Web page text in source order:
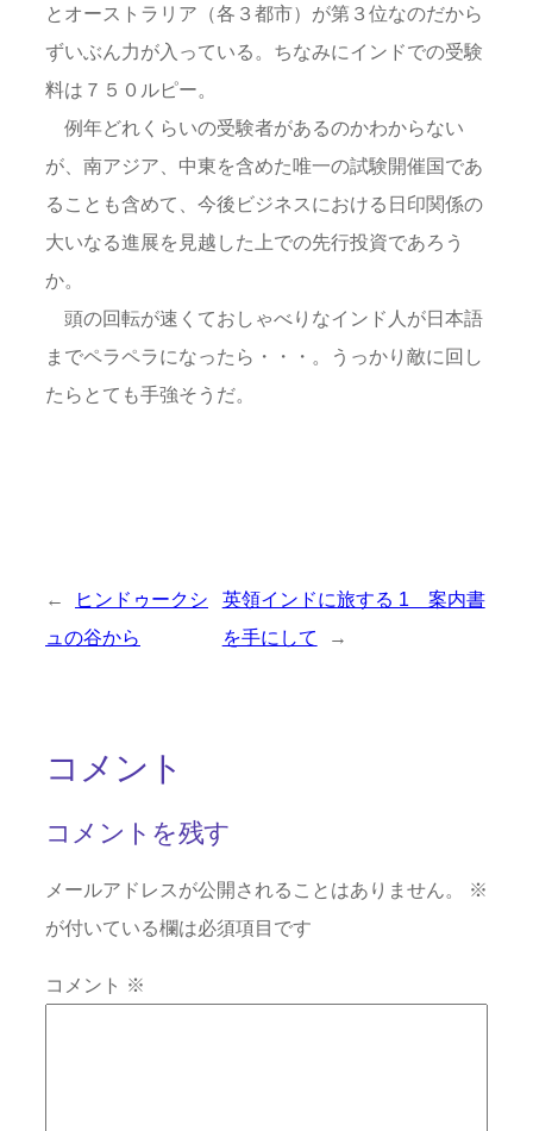
とオーストラリア（各３都市）が第３位なのだから
ずいぶん力が入っている。ちなみにインドでの受験
料は７５０ルピー。
例年どれくらいの受験者があるのかわからない
が、南アジア、中東を含めた唯一の試験開催国であ
ることも含めて、今後ビジネスにおける日印関係の
大いなる進展を見越した上での先行投資であろう
か。
頭の回転が速くておしゃべりなインド人が日本語
までペラペラになったら・・・。うっかり敵に回し
たらとても手強そうだ。
←
ヒンドゥークシ
ュの谷から
英領インドに旅する 1 案内書
を手にして
→
コメント
コメントを残す
メールアドレスが公開されることはありません。
※
が付いている欄は必須項目です
コメント ※